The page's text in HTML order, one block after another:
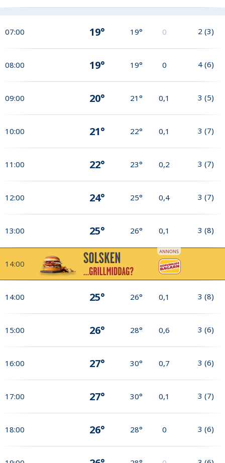
07:00 19° 19° 0 2 (3)
08:00 19° 19° 0 4 (6)
09:00 20° 21° 0,1 3 (5)
10:00 21° 22° 0,1 3 (7)
11:00 22° 23° 0,2 3 (7)
12:00 24° 25° 0,4 3 (7)
13:00 25° 26° 0,1 3 (8)
14:00
14:00 25° 26° 0,1 3 (8)
15:00 26° 28° 0,6 3 (6)
16:00 27° 30° 0,7 3 (6)
17:00 27° 30° 0,1 3 (7)
18:00 26° 28° 0 3 (6)